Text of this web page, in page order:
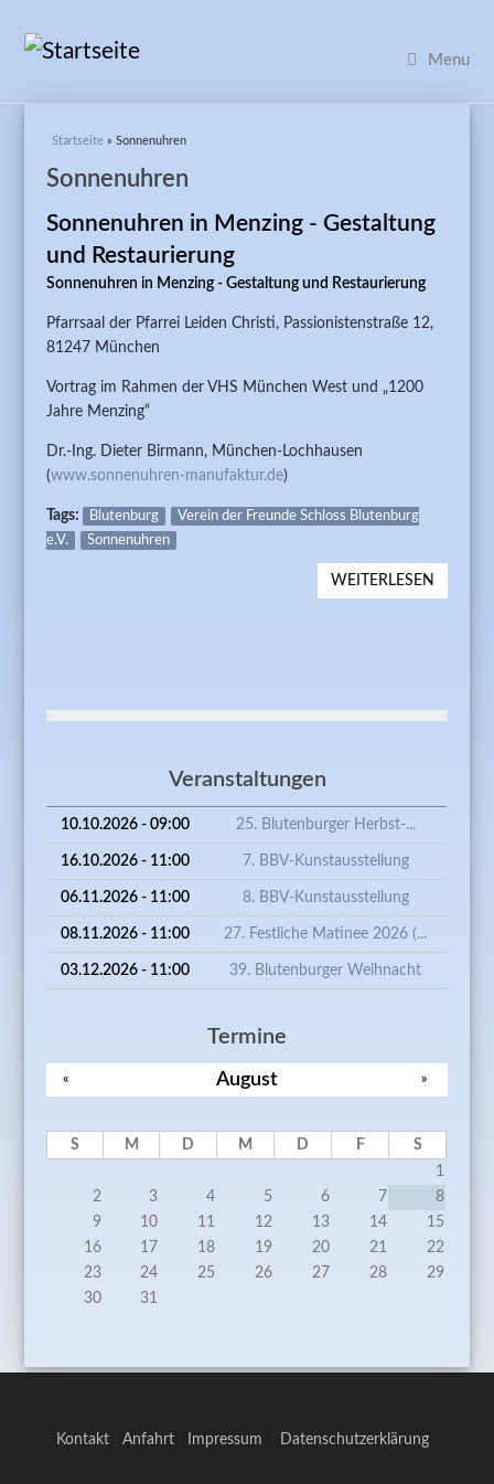
Menu
Sie sind hier
Startseite » Sonnenuhren
Sonnenuhren
Sonnenuhren in Menzing - Gestaltung
und Restaurierung
Sonnenuhren in Menzing - Gestaltung und Restaurierung
Pfarrsaal der Pfarrei Leiden Christi, Passionistenstraße 12,
81247 München
Vortrag im Rahmen der VHS München West und „1200
Jahre Menzing“
Dr.-Ing. Dieter Birmann, München-Lochhausen
(www.sonnenuhren-manufaktur.de)
Tags: Blutenburg
Verein der Freunde Schloss Blutenburg
e.V.
Sonnenuhren
WEITERLESEN
IN
Veranstaltungen
10.10.2026 - 09:00 25. Blutenburger Herbst-...
16.10.2026 - 11:00 7. BBV-Kunstausstellung
06.11.2026 - 11:00 8. BBV-Kunstausstellung
08.11.2026 - 11:00 27. Festliche Matinee 2026 (...
03.12.2026 - 11:00 39. Blutenburger Weihnacht
Termine
August
« »
S M D M D F
S
1
2
3 4 5 6 7
8
9
10 11 12 13 14
15
16
17 18 19 20 21
22
23
24 25 26 27 28
29
30
31
Kontakt Anfahrt Impressum Datenschutzerklärung